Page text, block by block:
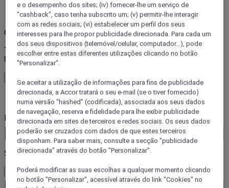
Erro(s de)
Core booking engine
You’ll be redirected to Accor website to view available hotels and
book your stay
Erro(s de)
Para onde viaja?
Booking Dates
Selecione os seus hóspedes
1 Quarto(s) - 1 Convidado(s)
Quarto 1
e o desempenho dos sites; (iv) fornecer-lhe um serviço de
"cashback", caso tenha subscrito um; (v) permitir-lhe interagir
com as redes sociais; (vi) estabelecer um perfil dos seus
interesses para lhe propor publicidade direcionada. Para cada um
dos seus dispositivos (telemóvel/celular, computador...), pode
escolher entre estas diferentes utilizações clicando no botão
"Personalizar".
Se aceitar a utilização de informações para fins de publicidade
direcionada, a Accor tratará o seu e-mail (se o tiver fornecido)
numa versão "hashed" (codificada), associada aos seus dados
de navegação, reserva e fidelidade para lhe exibir publicidade
direcionada em sites de terceiros e redes sociais. Os seus dados
poderão ser cruzados com dados de que estes terceiros
disponham. Para saber mais, consulte a secção "publicidade
direcionada" através do botão "Personalizar".
Poderá modificar as suas escolhas a qualquer momento clicando
no botão "Personalizar", acessível através do link "Cookies" no